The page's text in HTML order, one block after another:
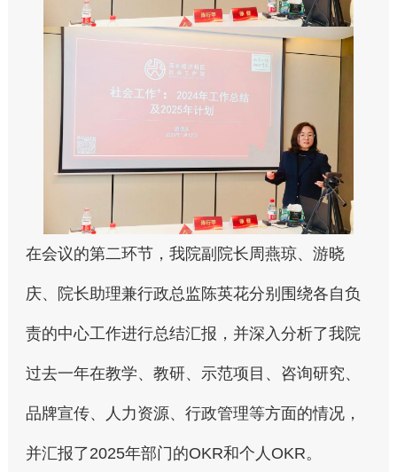
在会议的第二环节，我院副院长周燕琼、游晓
庆、院长助理兼行政总监陈英花分别围绕各自负
责的中心工作进行总结汇报，并深入分析了我院
过去一年在教学、教研、示范项目、咨询研究、
品牌宣传、人力资源、行政管理等方面的情况，
并汇报了2025年部门的OKR和个人OKR。